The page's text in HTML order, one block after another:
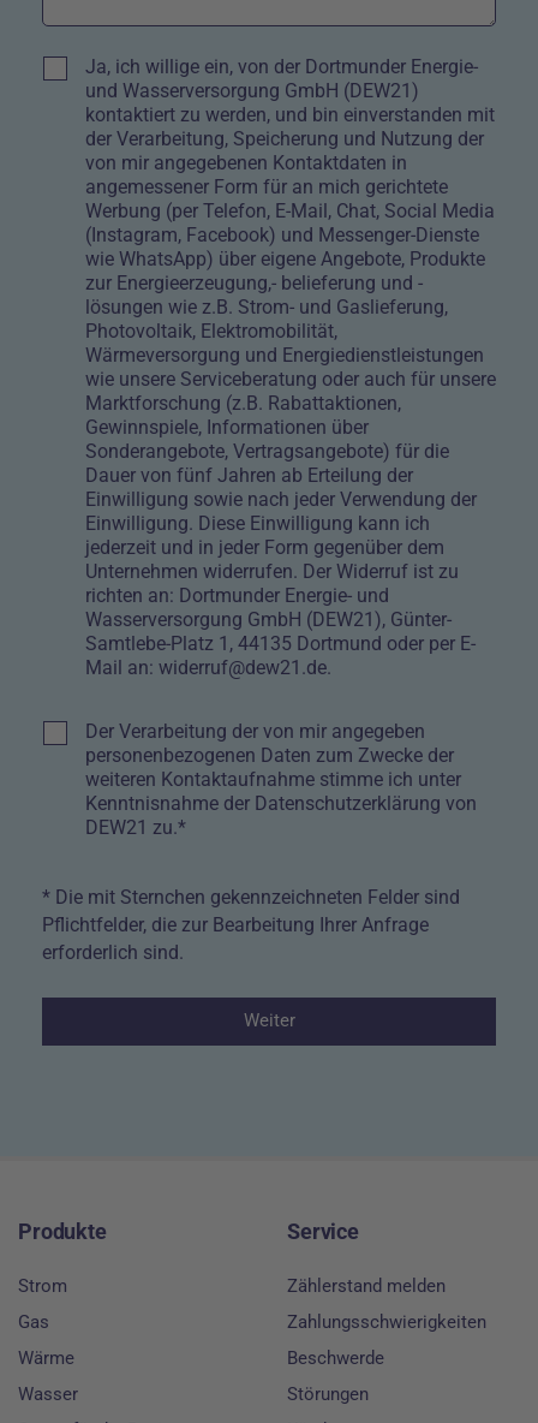
Kontrollkästchen
Ja, ich willige ein, von der Dortmunder Energie-
und Wasserversorgung GmbH (DEW21)
kontaktiert zu werden, und bin einverstanden mit
der Verarbeitung, Speicherung und Nutzung der
von mir angegebenen Kontaktdaten in
angemessener Form für an mich gerichtete
Werbung (per Telefon, E-Mail, Chat, Social Media
(Instagram, Facebook) und Messenger-Dienste
wie WhatsApp) über eigene Angebote, Produkte
zur Energieerzeugung,- belieferung und -
lösungen wie z.B. Strom- und Gaslieferung,
Photovoltaik, Elektromobilität,
Wärmeversorgung und Energiedienstleistungen
wie unsere Serviceberatung oder auch für unsere
Marktforschung (z.B. Rabattaktionen,
Gewinnspiele, Informationen über
Sonderangebote, Vertragsangebote) für die
Dauer von fünf Jahren ab Erteilung der
Einwilligung sowie nach jeder Verwendung der
Einwilligung. Diese Einwilligung kann ich
jederzeit und in jeder Form gegenüber dem
Unternehmen widerrufen. Der Widerruf ist zu
richten an: Dortmunder Energie- und
Wasserversorgung GmbH (DEW21), Günter-
Samtlebe-Platz 1, 44135 Dortmund oder per E-
Mail an: widerruf@dew21.de.
Kontrollkästchen
Der Verarbeitung der von mir angegeben
personenbezogenen Daten zum Zwecke der
weiteren Kontaktaufnahme stimme ich unter
Kenntnisnahme der Datenschutzerklärung von
DEW21 zu.*
* Die mit Sternchen gekennzeichneten Felder sind
Pflichtfelder, die zur Bearbeitung Ihrer Anfrage
erforderlich sind.
Weiter
Produkte
Strom
Gas
Wärme
Wasser
Service
Zählerstand melden
Zahlungsschwierigkeiten
Beschwerde
Störungen